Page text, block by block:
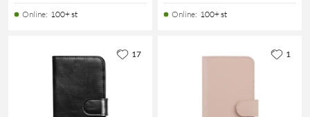
Online: 100+ st Online: 100+ st
17 1